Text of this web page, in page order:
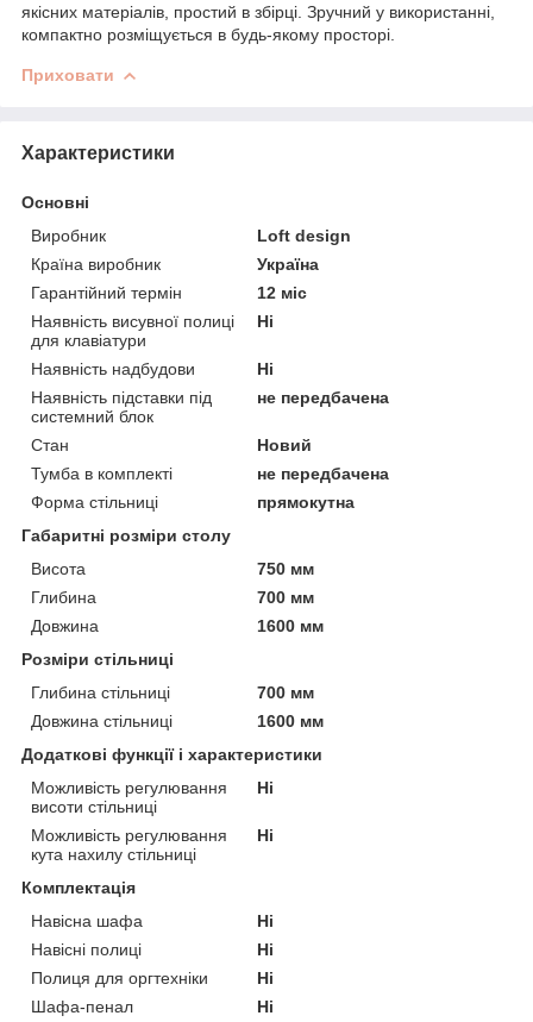
якісних матеріалів, простий в збірці. Зручний у використанні,
компактно розміщується в будь-якому просторі.
Приховати
Характеристики
Основні
Виробник
Loft design
Країна виробник
Україна
Гарантійний термін
12 міс
Наявність висувної полиці
для клавіатури
Ні
Наявність надбудови
Ні
Наявність підставки під
системний блок
не передбачена
Стан
Новий
Тумба в комплекті
не передбачена
Форма стільниці
прямокутна
Габаритні розміри столу
Висота
750 мм
Глибина
700 мм
Довжина
1600 мм
Розміри стільниці
Глибина стільниці
700 мм
Довжина стільниці
1600 мм
Додаткові функції і характеристики
Можливість регулювання
висоти стільниці
Ні
Можливість регулювання
кута нахилу стільниці
Ні
Комплектація
Навісна шафа
Ні
Навісні полиці
Ні
Полиця для оргтехніки
Ні
Шафа-пенал
Ні